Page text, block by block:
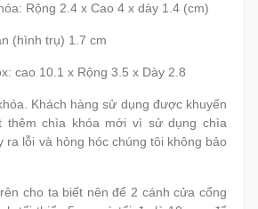
Rộng 2.4 x Cao 4 x dày 1.4 (cm)
(hình trụ) 1.7 cm
cao 10.1 x Rộng 3.5 x Dày 2.8
Khách hàng sử dụng được khuyến
thêm chìa khóa mới vì sử dụng chìa
ra lỗi và hỏng hóc chúng tôi không bảo
cho ta biết nên để 2 cánh cửa cổng